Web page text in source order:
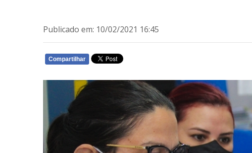
Publicado em: 10/02/2021 16:45
Compartilhar